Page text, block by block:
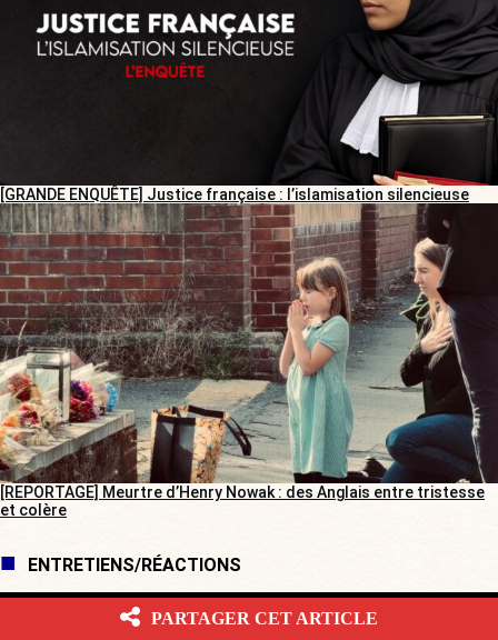
[GRANDE ENQUÊTE] Justice française : l’islamisation silencieuse
[REPORTAGE] Meurtre d’Henry Nowak : des Anglais entre tristesse
et colère
ENTRETIENS/RÉACTIONS
PARTAGER CET ARTICLE